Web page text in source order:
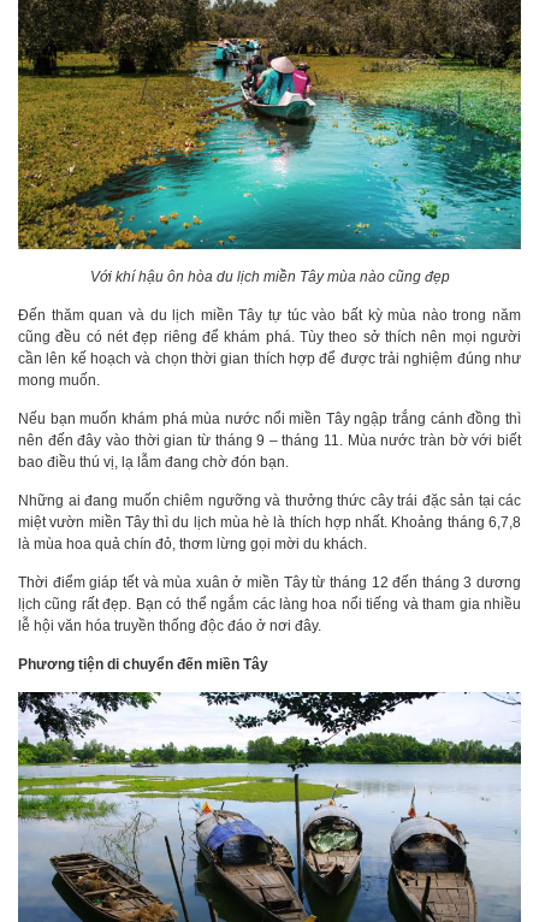
Với khí hậu ôn hòa du lịch miền Tây mùa nào cũng đẹp
Đến thăm quan và du lịch miền Tây tự túc vào bất kỳ mùa nào trong năm
cũng đều có nét đẹp riêng để khám phá. Tùy theo sở thích nên mọi người
cần lên kế hoạch và chọn thời gian thích hợp để được trải nghiệm đúng như
mong muốn.
Nếu bạn muốn khám phá mùa nước nổi miền Tây ngập trắng cánh đồng thì
nên đến đây vào thời gian từ tháng 9 – tháng 11. Mùa nước tràn bờ với biết
bao điều thú vị, lạ lẫm đang chờ đón bạn.
Những ai đang muốn chiêm ngưỡng và thưởng thức cây trái đặc sản tại các
miệt vườn miền Tây thì du lịch mùa hè là thích hợp nhất. Khoảng tháng 6,7,8
là mùa hoa quả chín đỏ, thơm lừng gọi mời du khách.
Thời điểm giáp tết và mùa xuân ở miền Tây từ tháng 12 đến tháng 3 dương
lịch cũng rất đẹp. Bạn có thể ngắm các làng hoa nổi tiếng và tham gia nhiều
lễ hội văn hóa truyền thống độc đáo ở nơi đây.
Phương tiện di chuyển đến miền Tây